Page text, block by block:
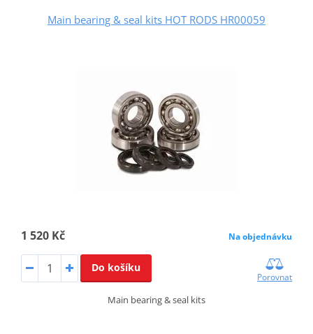
Main bearing & seal kits HOT RODS HR00059
1 520 Kč Na objednávku
Do košíku
Porovnat
Main bearing & seal kits